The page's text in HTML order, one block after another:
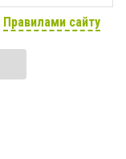
Правилами сайту